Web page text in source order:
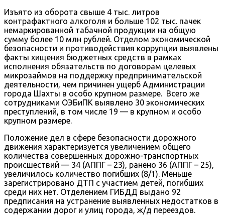
Изъято из оборота свыше 4 тыс. литров
контрафактного алкоголя и больше 102 тыс. пачек
немаркированной табачной продукции на общую
сумму более 10 млн рублей. Отделом экономической
безопасности и противодействия коррупции выявлены
факты хищения бюджетных средств в рамках
исполнения обязательств по договорам целевых
микрозаймов на поддержку предпринимательской
деятельности, чем причинен ущерб Администрации
города Шахты в особо крупном размере. Всего же
сотрудниками ОЭБиПК выявлено 30 экономических
преступлений, в том числе 19 — в крупном и особо
крупном размере.
Положение дел в сфере безопасности дорожного
движения характеризуется увеличением общего
количества совершенных дорожно-транспортных
происшествий — 34 (АППГ – 23), ранено 36 (АППГ – 25),
увеличилось количество погибших (8/1). Меньше
зарегистрировано ДТП с участием детей, погибших
среди них нет. Отделением ГИБДД выдано 92
предписания на устранение выявленных недостатков в
содержании дорог и улиц города, ж/д переездов.